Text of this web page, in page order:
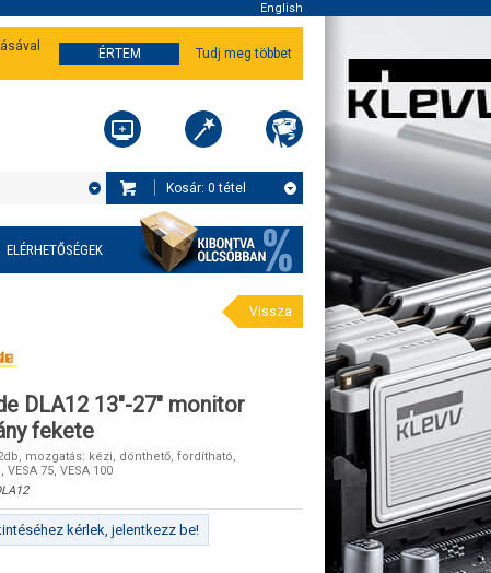
English
ÉRTEM Tudj meg többet
Kosár: 0 tétel
ELÉRHETŐSÉGEK
Vissza
DLA12 13"-27" monitor
fekete
mozgatás: kézi, dönthető, fordítható,
75, VESA 100
kérlek, jelentkezz be!